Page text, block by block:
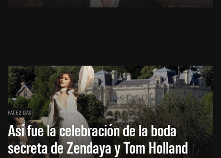
HACE 2 DÍAS
Así fue la celebración de la boda
secreta de Zendaya y Tom Holland